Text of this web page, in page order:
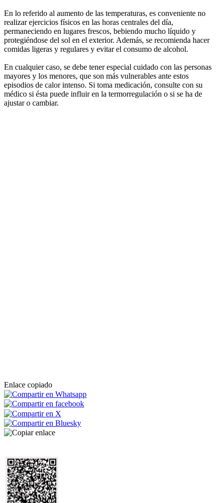
En lo referido al aumento de las temperaturas, es conveniente no
realizar ejercicios físicos en las horas centrales del día,
permaneciendo en lugares frescos, bebiendo mucho líquido y
protegiéndose del sol en el exterior. Además, se recomienda hacer
comidas ligeras y regulares y evitar el consumo de alcohol.
En cualquier caso, se debe tener especial cuidado con las personas
mayores y los menores, que son más vulnerables ante estos
episodios de calor intenso. Si toma medicación, consulte con su
médico si ésta puede influir en la termorregulación o si se ha de
ajustar o cambiar.
Enlace copiado